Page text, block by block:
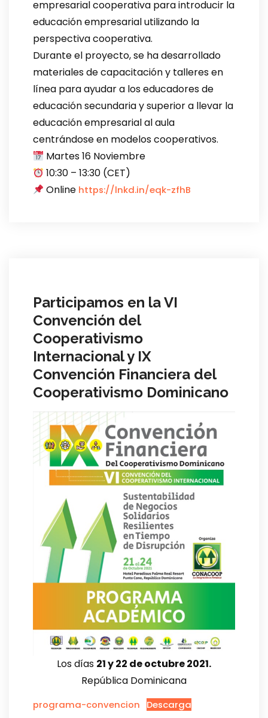
empresarial cooperativa para introducir la
educación empresarial utilizando la
perspectiva cooperativa.
Durante el proyecto, se ha desarrollado
materiales de capacitación y talleres en
línea para ayudar a los educadores de
educación secundaria y superior a llevar la
educación empresarial al aula
centrándose en modelos cooperativos.
Martes 16 Noviembre
10:30 – 13:30 (CET)
Online https://lnkd.in/eqk-zfhB
Participamos en la VI
Convención del
Cooperativismo
Internacional y IX
Convención Financiera del
Cooperativismo Dominicano
Los días 21 y 22 de octubre 2021.
República Dominicana
programa-convencion Descarga